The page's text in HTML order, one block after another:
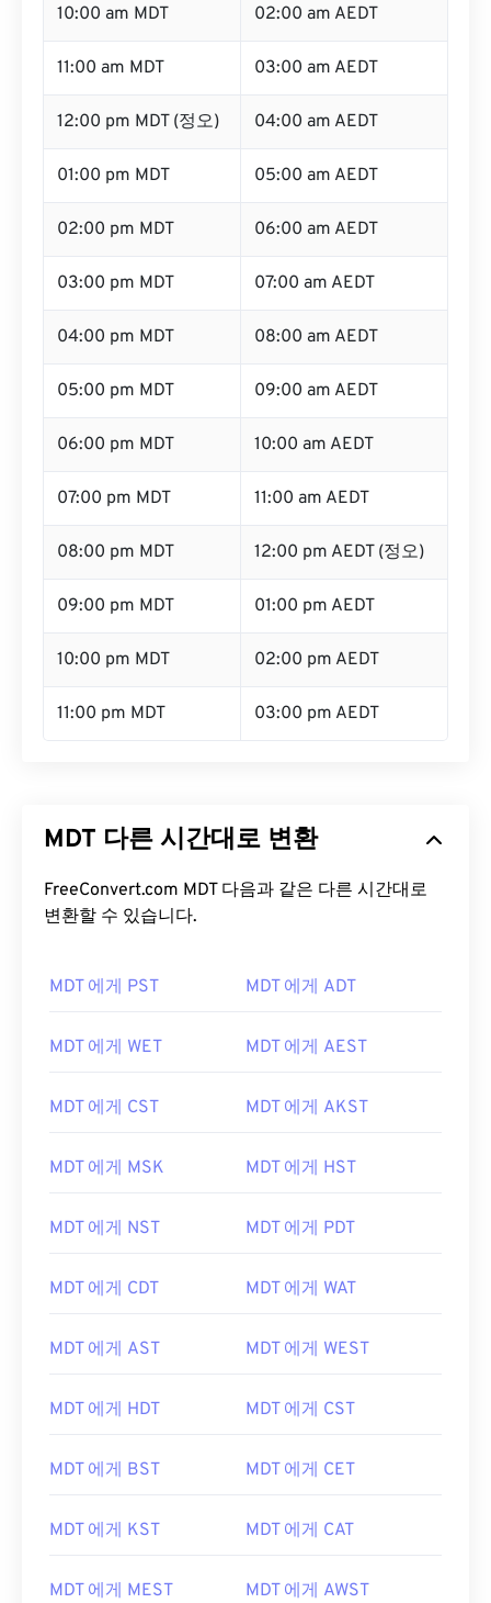
10:00 am MDT 02:00 am AEDT
11:00 am MDT 03:00 am AEDT
12:00 pm MDT (정오) 04:00 am AEDT
01:00 pm MDT 05:00 am AEDT
02:00 pm MDT 06:00 am AEDT
03:00 pm MDT 07:00 am AEDT
04:00 pm MDT 08:00 am AEDT
05:00 pm MDT 09:00 am AEDT
06:00 pm MDT 10:00 am AEDT
07:00 pm MDT 11:00 am AEDT
08:00 pm MDT 12:00 pm AEDT (정오)
09:00 pm MDT 01:00 pm AEDT
10:00 pm MDT 02:00 pm AEDT
11:00 pm MDT 03:00 pm AEDT
MDT 다른 시간대로 변환
FreeConvert.com MDT 다음과 같은 다른 시간대로
변환할 수 있습니다.
MDT 에게 PST MDT 에게 ADT
MDT 에게 WET MDT 에게 AEST
MDT 에게 CST MDT 에게 AKST
MDT 에게 MSK MDT 에게 HST
MDT 에게 NST MDT 에게 PDT
MDT 에게 CDT MDT 에게 WAT
MDT 에게 AST MDT 에게 WEST
MDT 에게 HDT MDT 에게 CST
MDT 에게 BST MDT 에게 CET
MDT 에게 KST MDT 에게 CAT
MDT 에게 MEST MDT 에게 AWST